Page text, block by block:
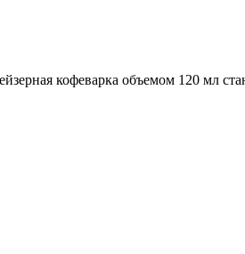
кофеварка объемом 120 мл